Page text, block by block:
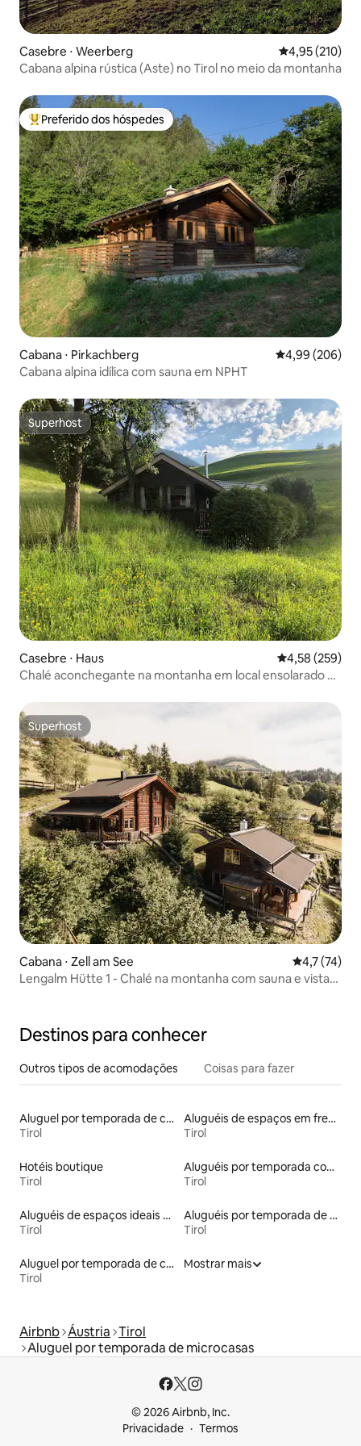
Casebre ⋅ Weerberg 4,95 de uma
4,95 (210)
Cabana alpina rústica (Aste) no Tirol no meio da montanha
Entre os melhores preferidos dos hóspedes
Preferido dos hóspedes
Cabana ⋅ Pirkachberg 4,99 de uma
4,99 (206)
Cabana alpina idílica com sauna em NPHT
Superhost
Superhost
Casebre ⋅ Haus 4,58 de uma
4,58 (259)
Chalé aconchegante na montanha em local ensolarado e
Superhost
Superhost
Cabana ⋅ Zell am See 4,7 de uma
4,7 (74)
Lengalm Hütte 1 - Chalé na montanha com sauna e vista
Destinos para conhecer
Outros tipos de acomodações Coisas para fazer
Aluguel por temporada de casas de hóspedes
Tirol
Aluguéis de espaços em frente à praia
Tirol
Hotéis boutique
Tirol
Aluguéis por temporada com acesso à praia
Tirol
Aluguéis de espaços ideais para famílias
Tirol
Aluguéis por temporada de acomodações de luxo
Tirol
Aluguel por temporada de casas de veraneio
Tirol
Mostrar mais
Airbnb Áustria Tirol
Aluguel por temporada de microcasas
© 2026 Airbnb, Inc.
Privacidade
Termos